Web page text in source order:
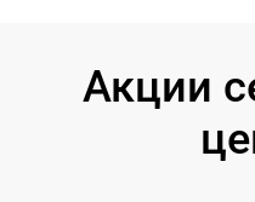
Акции